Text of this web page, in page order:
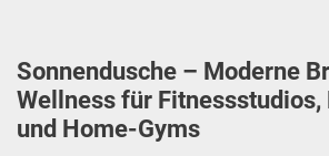
Sonnendusche – Moderne
Wellness für Fitnessstudios,
und Home-Gyms